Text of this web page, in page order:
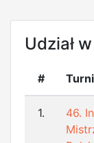
Udział
#
1.
46.